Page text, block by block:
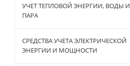
УЧЕТ ТЕПЛОВОЙ ЭНЕРГИИ, ВОДЫ И
ПАРА
СРЕДСТВА УЧЕТА ЭЛЕКТРИЧЕСКОЙ
ЭНЕРГИИ И МОЩНОСТИ